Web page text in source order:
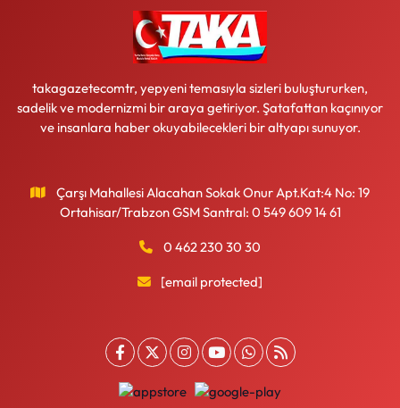
takagazetecomtr, yepyeni temasıyla sizleri buluştururken,
sadelik ve modernizmi bir araya getiriyor. Şatafattan kaçınıyor
ve insanlara haber okuyabilecekleri bir altyapı sunuyor.
Çarşı Mahallesi Alacahan Sokak Onur Apt.Kat:4 No: 19
Ortahisar/Trabzon GSM Santral: 0 549 609 14 61
0 462 230 30 30
[email protected]